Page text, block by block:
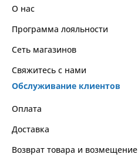
О нас
Программа лояльности
Сеть магазинов
Свяжитесь с нами
Обслуживание клиентов
Оплата
Доставка
Возврат товара и возмещение